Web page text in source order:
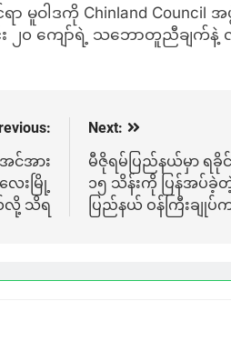
ဝါဒကို Chinland Council အဖွဲ့
၂၀ ကျော်ရဲ့ သဘောတူညီချက်
င်အား
ေးမြို့
လို့ သိရ
Next:
မီဇိုရမ်ပြည်နယ်မှာ ရ
၁၅ သိန်းကို ပြန်အပ်
ပြည်နယ် ဝန်ကြီးချုပ်